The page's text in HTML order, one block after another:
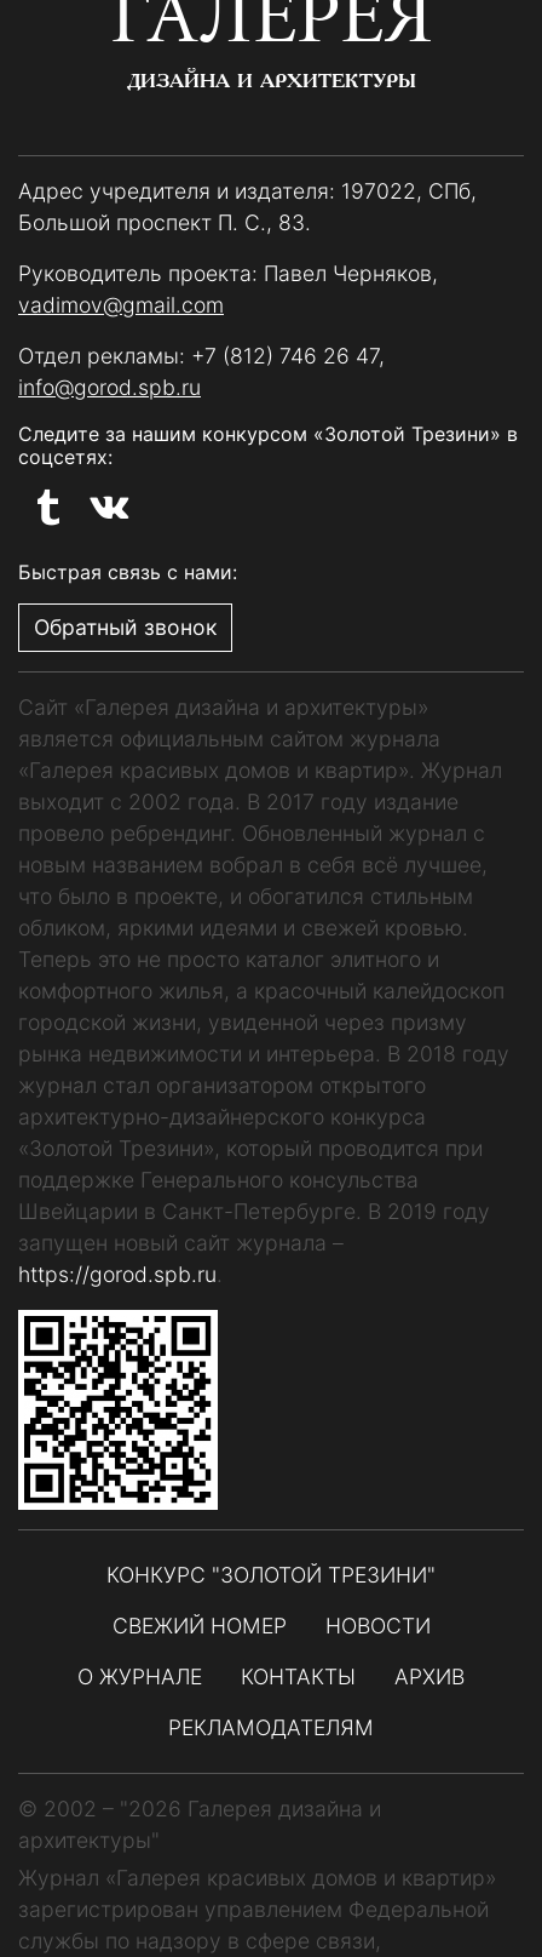
ГАЛЕРЕЯ
ДИЗАЙНА И АРХИТЕКТУРЫ
Адрес учредителя и издателя: 197022, СПб,
Большой проспект П. С., 83.
Руководитель проекта: Павел Черняков,
vadimov@gmail.com
Отдел рекламы: +7 (812) 746 26 47,
info@gorod.spb.ru
Следите за нашим конкурсом «Золотой Трезини» в
соцсетях:
Быстрая связь с нами:
Обратный звонок
Сайт «Галерея дизайна и архитектуры»
является официальным сайтом журнала
«Галерея красивых домов и квартир». Журнал
выходит с 2002 года. В 2017 году издание
провело ребрендинг. Обновленный журнал с
новым названием вобрал в себя всё лучшее,
что было в проекте, и обогатился стильным
обликом, яркими идеями и свежей кровью.
Теперь это не просто каталог элитного и
комфортного жилья, а красочный калейдоскоп
городской жизни, увиденной через призму
рынка недвижимости и интерьера. В 2018 году
журнал стал организатором открытого
архитектурно-дизайнерского конкурса
«Золотой Трезини», который проводится при
поддержке Генерального консульства
Швейцарии в Санкт-Петербурге. В 2019 году
запущен новый сайт журнала –
https://gorod.spb.ru.
КОНКУРС "ЗОЛОТОЙ ТРЕЗИНИ"
СВЕЖИЙ НОМЕР
НОВОСТИ
О ЖУРНАЛЕ
КОНТАКТЫ
АРХИВ
РЕКЛАМОДАТЕЛЯМ
© 2002 – "2026 Галерея дизайна и
архитектуры"
Журнал «Галерея красивых домов и квартир»
зарегистрирован управлением Федеральной
службы по надзору в сфере связи,